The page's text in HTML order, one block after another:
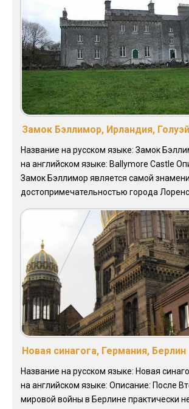
Замок Бэллимор, Ирландия, Голуэй
Название на русском языке: Замок
на английском языке: Ballymore Castle
Замок Бэллимор является самой
достопримечательностью города
Новая синагога, Германия, Берлин
Название на русском языке: Новая
на английском языке: Описание: После
мировой войны в Берлине практически